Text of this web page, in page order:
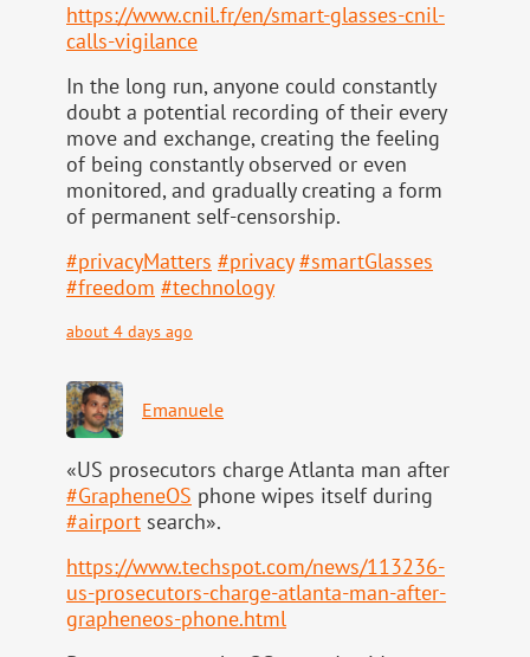
https://www.cnil.fr/en/smart-glasses-cnil-
calls-vigilance
In the long run, anyone could constantly
doubt a potential recording of their every
move and exchange, creating the feeling
of being constantly observed or even
monitored, and gradually creating a form
of permanent self-censorship.
#privacyMatters #privacy #smartGlasses
#freedom #technology
about 4 days ago
Emanuele
«US prosecutors charge Atlanta man after
#GrapheneOS phone wipes itself during
#airport search».
https://www.techspot.com/news/113236-
us-prosecutors-charge-atlanta-man-after-
grapheneos-phone.html